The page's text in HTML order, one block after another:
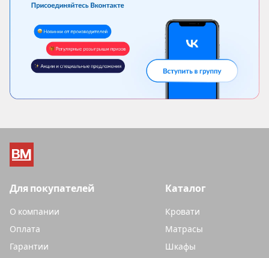
Каталог
Кровати
Матрасы
Шкафы
Для покупателей
О компании
Оплата
Гарантии